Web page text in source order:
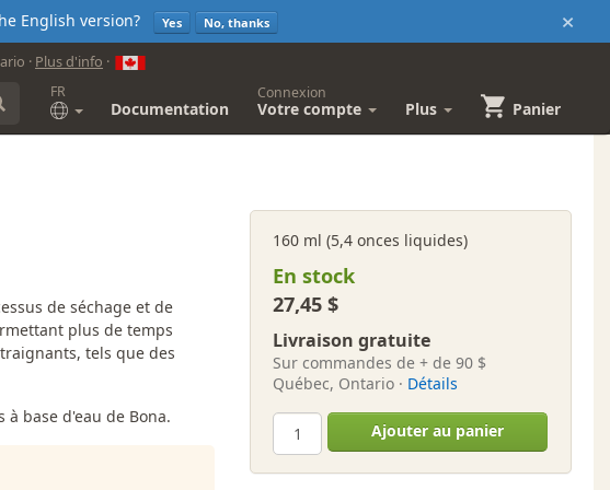
×
English version? Yes No, thanks
· Plus d'info ·
FR
Documentation
Connexion
Votre compte Plus Panier
160 ml (5,4 onces liquides)
En stock
27,45 $
Livraison gratuite
Sur commandes de + de 90 $
Québec, Ontario · Détails
Ajouter au panier
de séchage et de
plus de temps
tels que des
base d'eau de Bona.